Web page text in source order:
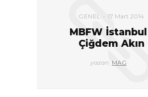
GENEL 17 Mart 2014
MBFW İstanbul |
Çiğdem Akın
yazan: MAG